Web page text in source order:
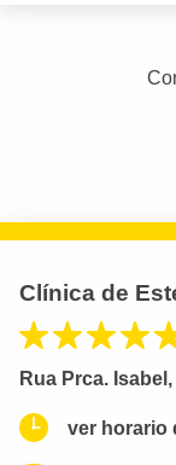
Clínica de
Rua Prca.
ver horario